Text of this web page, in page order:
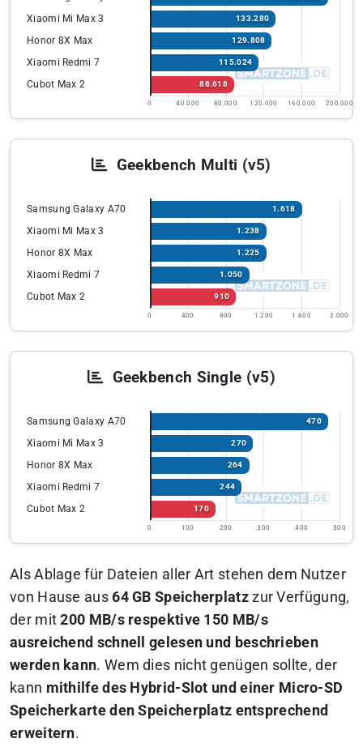
Xiaomi Mi Max 3 133.280
Honor 8X Max 129.808
Xiaomi Redmi 7 115.024
Cubot Max 2 88.618
0 40.000 80.000 120.000 160.000 200.000
Geekbench Multi (v5)
Samsung Galaxy A70 1.618
Xiaomi Mi Max 3 1.238
Honor 8X Max 1.225
Xiaomi Redmi 7 1.050
Cubot Max 2 910
0 400 800 1.200 1.600 2.000
Geekbench Single (v5)
Samsung Galaxy A70 470
Xiaomi Mi Max 3 270
Honor 8X Max 264
Xiaomi Redmi 7 244
Cubot Max 2 170
0 100 200 300 400 500
Als Ablage für Dateien aller Art stehen dem Nutzer
von Hause aus64 GB Speicherplatzzur Verfügung,
der mit200 MB/s respektive 150 MB/s
ausreichend schnell gelesen und beschrieben
werden kann. Wem dies nicht genügen sollte, der
kann mithilfe des Hybrid-Slot und einer Micro-SD
Speicherkarte den Speicherplatz entsprechend
erweitern.